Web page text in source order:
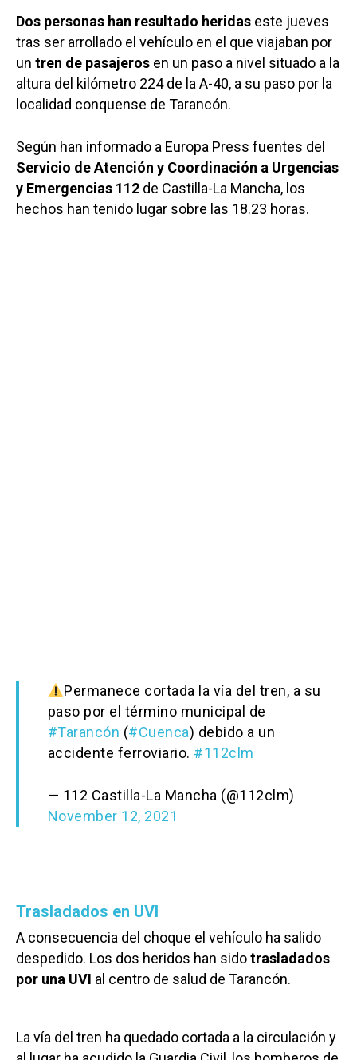
Dos personas han resultado heridas este jueves
tras ser arrollado el vehículo en el que viajaban por
un tren de pasajeros en un paso a nivel situado a la
altura del kilómetro 224 de la A-40, a su paso por la
localidad conquense de Tarancón.
Según han informado a Europa Press fuentes del
Servicio de Atención y Coordinación a Urgencias
y Emergencias 112 de Castilla-La Mancha, los
hechos han tenido lugar sobre las 18.23 horas.
Permanece cortada la vía del tren, a su
paso por el término municipal de
#Tarancón (#Cuenca) debido a un
accidente ferroviario. #112clm
— 112 Castilla-La Mancha (@112clm)
November 12, 2021
Trasladados en UVI
A consecuencia del choque el vehículo ha salido
despedido. Los dos heridos han sidotrasladados
por una UVI al centro de salud de Tarancón.
La vía del tren ha quedado cortada a la circulación y